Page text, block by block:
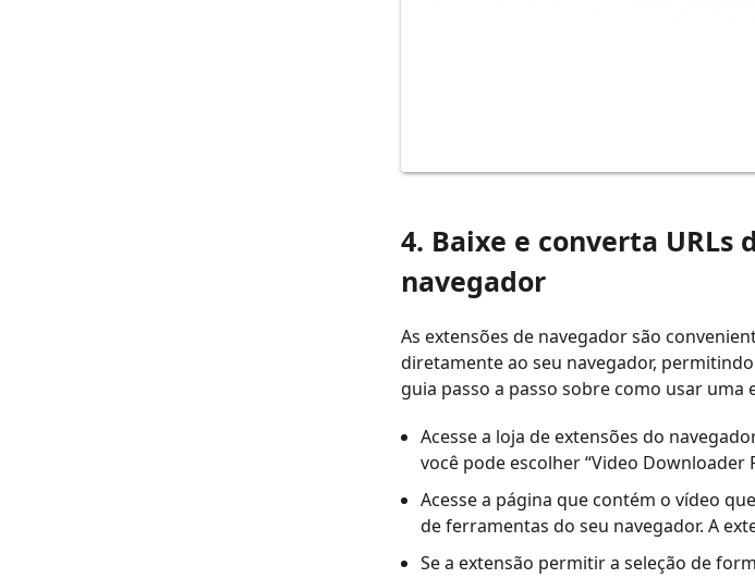
4. Baixe e converta URLs
navegador
As extensões de navegador são
diretamente ao seu navegador,
guia passo a passo sobre como usar uma
Acesse a loja de extensões do
você pode escolher “Video Downloader
Acesse a página que contém o vídeo
de ferramentas do seu navegador. A
Se a extensão permitir a seleção de